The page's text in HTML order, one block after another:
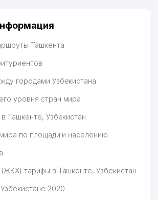
KOMMUNAL SERVIS
SANAYI VE
A.S.
12:45:39
Ташкента
городами Узбекистана
уровня стран мира
Ташкенте, Узбекистан
по площади и населению
тарифы в Ташкенте, Узбекистан
2020